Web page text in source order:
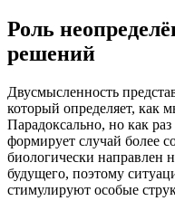
Роль
решений
Двусмысленность
который определяет, как
Парадоксально, но как
формирует случай более
биологически направлен
будущего, поэтому
стимулируют особые